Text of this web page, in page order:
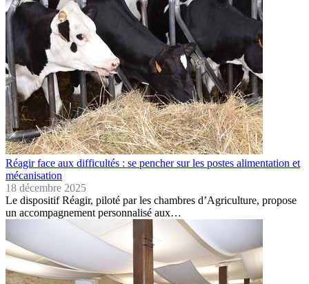
Réagir face aux difficultés : se pencher sur les postes alimentation et
mécanisation
18 décembre 2025
Le dispositif Réagir, piloté par les chambres d’Agriculture, propose
un accompagnement personnalisé aux…